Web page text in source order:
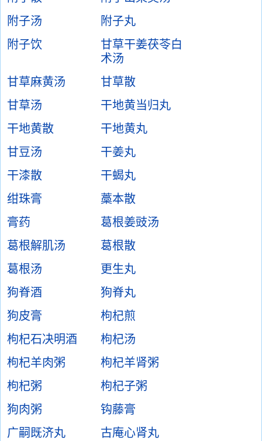
附子汤
附子丸
附子饮
甘草干姜茯苓白
术汤
甘草麻黄汤
甘草散
甘草汤
干地黄当归丸
干地黄散
干地黄丸
甘豆汤
干姜丸
干漆散
干蝎丸
绀珠膏
藁本散
膏药
葛根姜豉汤
葛根解肌汤
葛根散
葛根汤
更生丸
狗脊酒
狗脊丸
狗皮膏
枸杞煎
枸杞石决明酒
枸杞汤
枸杞羊肉粥
枸杞羊肾粥
枸杞粥
枸杞子粥
狗肉粥
钩藤膏
广嗣既济丸
古庵心肾丸